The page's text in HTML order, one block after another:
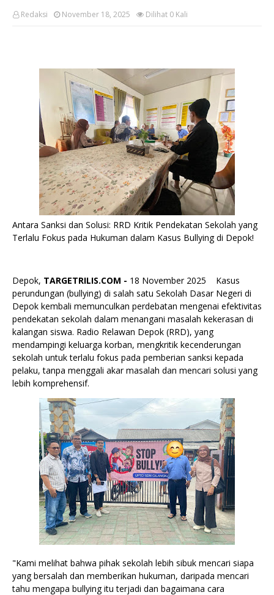
Redaksi Dilihat 0 Kali
November 18, 2025
Antara Sanksi dan Solusi: RRD Kritik Pendekatan Sekolah yang
Terlalu Fokus pada Hukuman dalam Kasus Bullying di Depok!
Depok, TARGETRILIS.COM - 18 November 2025 Kasus
perundungan (bullying) di salah satu Sekolah Dasar Negeri di
Depok kembali memunculkan perdebatan mengenai efektivitas
pendekatan sekolah dalam menangani masalah kekerasan di
kalangan siswa. Radio Relawan Depok (RRD), yang
mendampingi keluarga korban, mengkritik kecenderungan
sekolah untuk terlalu fokus pada pemberian sanksi kepada
pelaku, tanpa menggali akar masalah dan mencari solusi yang
lebih komprehensif.
"Kami melihat bahwa pihak sekolah lebih sibuk mencari siapa
yang bersalah dan memberikan hukuman, daripada mencari
tahu mengapa bullying itu terjadi dan bagaimana cara